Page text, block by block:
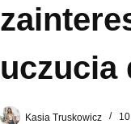
uczucia
Kasia Truskowicz